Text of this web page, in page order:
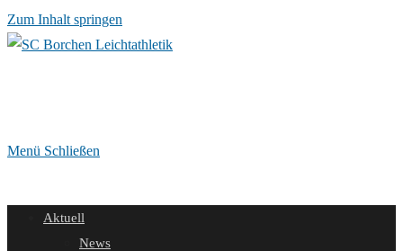
Zum Inhalt springen
Menü Schließen
Aktuell
News